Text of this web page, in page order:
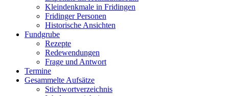
Kleindenkmale in Fridingen
Fridinger Personen
Historische Ansichten
Fundgrube
Rezepte
Redewendungen
Frage und Antwort
Termine
Gesammelte Aufsätze
Stichwortverzeichnis